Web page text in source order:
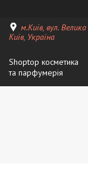
м.Київ, вул.
Київ, Україна
Shoptop косметика
та парфумерія